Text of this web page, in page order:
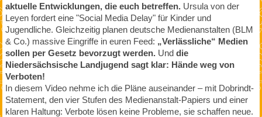
aktuelle Entwicklungen, die euch betreffen.Ursula von der
Leyen fordert eine "Social Media Delay" für Kinder und
Jugendliche. Gleichzeitig planen deutsche Medienanstalten (BLM
& Co.) massive Eingriffe in euren Feed: „Verlässliche“ Medien
sollen per Gesetz bevorzugt werden.Und die
Niedersächsische Landjugend sagt klar: Hände weg von
Verboten!
In diesem Video nehme ich die Pläne auseinander – mit Dobrindt-
Statement, den vier Stufen des Medienanstalt-Papiers und einer
klaren Haltung: Verbote lösen keine Probleme, sie schaffen neue.